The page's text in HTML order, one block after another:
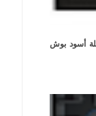
90 سم بلت إن اندكشن - 5 شعلة أسود بوش